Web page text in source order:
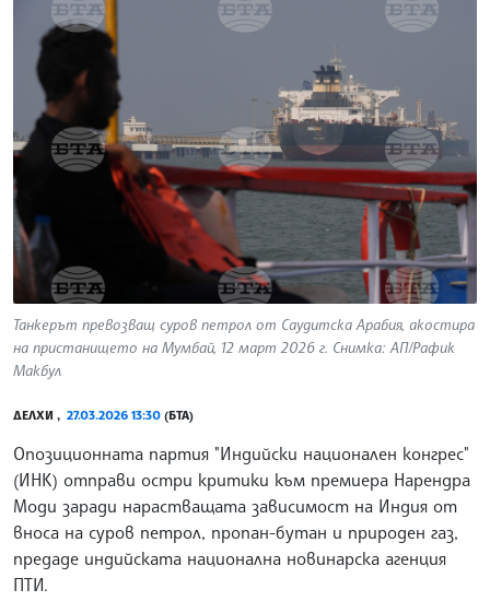
Танкерът превозващ суров петрол от Саудитска Арабия, акостира
на пристанището на Мумбай, 12 март 2026 г. Снимка: АП/Рафик
Макбул
ДЕЛХИ , 27.03.2026 13:30 (БТА)
Опозиционната партия "Индийски национален конгрес"
(ИНК) отправи остри критики към премиера Нарендра
Моди заради нарастващата зависимост на Индия от
вноса на суров петрол, пропан-бутан и природен газ,
предаде индийската национална новинарска агенция
ПТИ.